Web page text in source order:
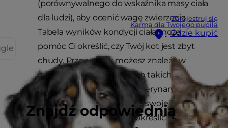
Zarejestruj się
Karma dla Twojego pupila
Gdzie kupić
Znajdź odpowiednią
(porównywalnego do wskaźnika masy ciała
dla ludzi), aby ocenić wagę zwierzęcia.
Tabela wyników kondycji ciała może
pomóc Ci określić, czy Twój kot jest zbyt
chudy. Przewodnik możesz znaleźć w
internecie, w organizacjach takich jak
PDSA
, lub w gabinecie weterynaryjnym.
Test dłoni: Możesz też użyć swojej dłoni jako
punktu odniesienia, aby określić stan ciała